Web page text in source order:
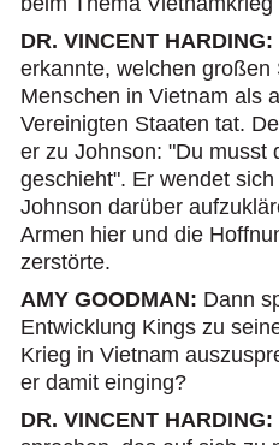
DR. VINCENT HARDING:
erkannte, welchen
Menschen in Vietnam als
Vereinigten Staaten tat.
er zu Johnson: "Du musst
geschieht". Er wendet
Johnson darüber
Armen hier und die
zerstörte.
AMY GOODMAN: Dann
Entwicklung Kings zu
Krieg in Vietnam
er damit einging?
DR. VINCENT HARDING: